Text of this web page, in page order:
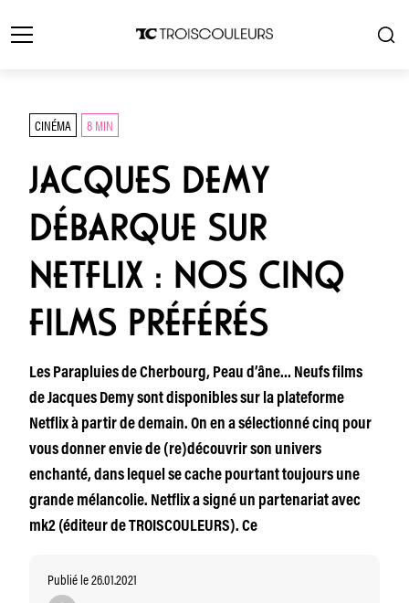
CINÉMA 8 MIN
JACQUES DEMY
DÉBARQUE SUR
NETFLIX : NOS CINQ
FILMS PRÉFÉRÉS
Les Parapluies de Cherbourg, Peau d’âne… Neufs films
de Jacques Demy sont disponibles sur la plateforme
Netflix à partir de demain. On en a sélectionné cinq pour
vous donner envie de (re)découvrir son univers
enchanté, dans lequel se cache pourtant toujours une
grande mélancolie. Netflix a signé un partenariat avec
mk2 (éditeur de TROISCOULEURS). Ce
Publié le 26.01.2021